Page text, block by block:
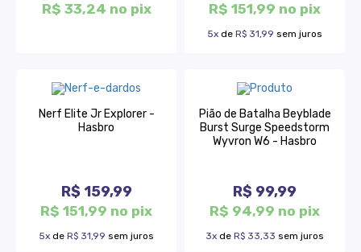
R$ 33,24 no pix R$ 151,99 no pix
5x de R$ 31,99 sem juros
Nerf Elite Jr Explorer -
Hasbro
R$ 159,99
R$ 151,99 no pix
5x de R$ 31,99 sem juros
Pião de Batalha Beyblade
Burst Surge Speedstorm
Wyvron W6 - Hasbro
R$ 99,99
R$ 94,99 no pix
3x de R$ 33,33 sem juros